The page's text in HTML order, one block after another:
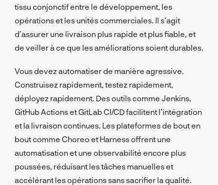
tissu conjonctif entre le développement, les
opérations et les unités commerciales. Il s’agit
d’assurer une livraison plus rapide et plus fiable, et
de veiller à ce que les améliorations soient durables.
Vous devez automatiser de manière agressive.
Construisez rapidement, testez rapidement,
déployez rapidement. Des outils comme Jenkins,
GitHub Actions et GitLab CI/CD facilitent l’intégration
et la livraison continues. Les plateformes de bout en
bout comme Choreo et Harness offrent une
automatisation et une observabilité encore plus
poussées, réduisant les tâches manuelles et
accélérant les opérations sans sacrifier la qualité.